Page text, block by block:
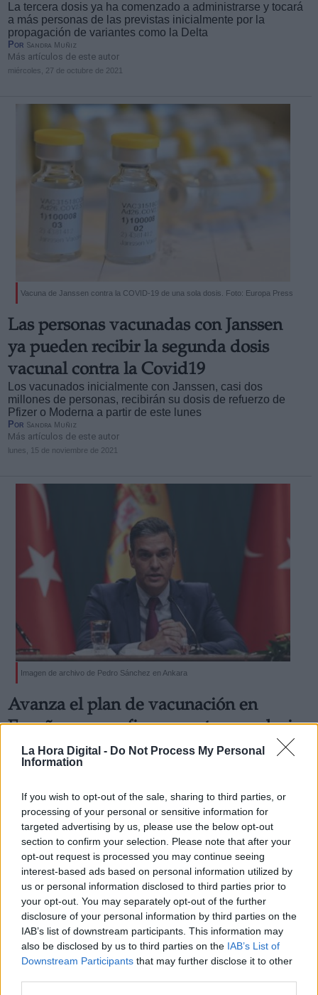
La Hora Digital - Do Not Process My Personal
Information
If you wish to opt-out of the sale, sharing to third parties, or
processing of your personal or sensitive information for
targeted advertising by us, please use the below opt-out
section to confirm your selection. Please note that after your
opt-out request is processed you may continue seeing
interest-based ads based on personal information utilized by
us or personal information disclosed to third parties prior to
your opt-out. You may separately opt-out of the further
disclosure of your personal information by third parties on the
IAB’s list of downstream participants. This information may
also be disclosed by us to third parties on the IAB’s List of
Downstream Participants that may further disclose it to other
La tercera dosis ya ha comenzado a administrarse y tocará
a más personas de las previstas inicialmente por la
propagación de variantes como la Delta
Por Sandra Muñiz
Más artículos de este autor
miércoles, 27 de octubre de 2021
Vacuna de Janssen contra la COVID-19 de una sola dosis. Foto: Europa Press
Las personas vacunadas con Janssen
ya pueden recibir la segunda dosis
vacunal contra la Covid19
Los vacunados inicialmente con Janssen, casi dos
millones de personas, recibirán su dosis de refuerzo de
Pfizer o Moderna a partir de este lunes
Por Sandra Muñiz
Más artículos de este autor
lunes, 15 de noviembre de 2021
Imagen de archivo de Pedro Sánchez en Ankara
Avanza el plan de vacunación en
España y se confirma una tercera dosis
para mayores de 60 y personal
que buscará contar con el apoyo de las comunidades
autónomas
PorSandra Muñiz
Más artículos de este autor
jueves, 18 de noviembre de 2021